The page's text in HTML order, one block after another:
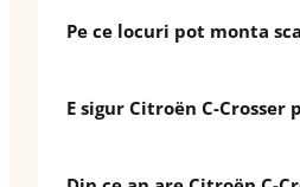
Pe ce locuri pot monta
E sigur Citroën C-